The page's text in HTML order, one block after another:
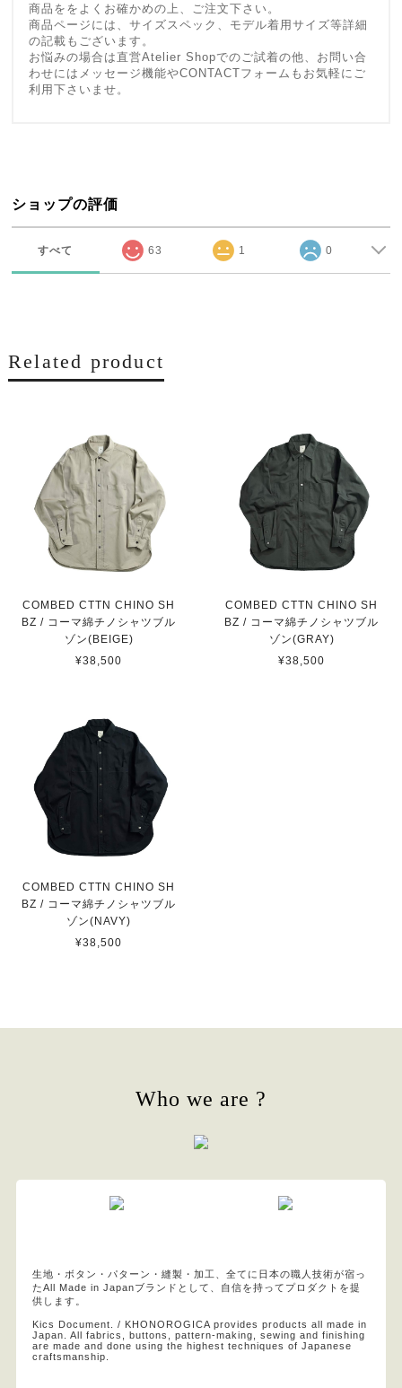
商品ををよくお確かめの上、ご注文下さい。
商品ページには、サイズスペック、モデル着用サイズ等詳細
の記載もございます。
お悩みの場合は直営Atelier Shopでのご試着の他、お問い合
わせにはメッセージ機能やCONTACTフォームもお気軽にご
利用下さいませ。
ショップの評価
すべて 63 1 0
Related product
COMBED CTTN CHINO SH
BZ / コーマ綿チノシャツブル
ゾン(BEIGE)
¥38,500
COMBED CTTN CHINO SH
BZ / コーマ綿チノシャツブル
ゾン(GRAY)
¥38,500
COMBED CTTN CHINO SH
BZ / コーマ綿チノシャツブル
ゾン(NAVY)
¥38,500
Who we are ?
生地・ボタン・パターン・縫製・加工、全てに日本の職人技術が宿っ
たAll Made in Japanブランドとして、自信を持ってプロダクトを提
供します。
Kics Document. / KHONOROGICA provides products all made in
Japan. All fabrics, buttons, pattern-making, sewing and finishing
are made and done using the highest techniques of Japanese
craftsmanship.